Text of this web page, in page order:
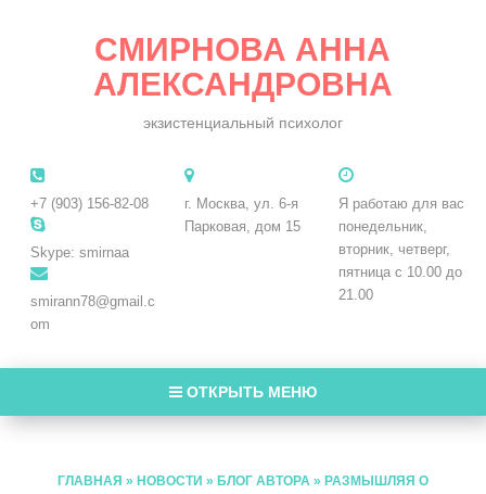
СМИРНОВА АННА
АЛЕКСАНДРОВНА
экзистенциальный психолог
Я работаю для вас
понедельник,
вторник, четверг,
пятница с 10.00 до
21.00
г. Москва, ул. 6-я
Парковая, дом 15
+7 (903) 156-82-08
Skype: smirnaa
smirann78@gmail.c
om
ОТКРЫТЬ МЕНЮ
ГЛАВНАЯ » НОВОСТИ » БЛОГ АВТОРА » РАЗМЫШЛЯЯ О